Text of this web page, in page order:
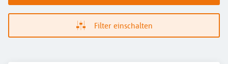
Filter einschalten